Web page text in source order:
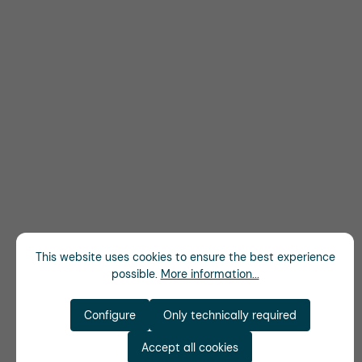
This website uses cookies to ensure the best experience
possible. More information...
Only technically required
Configure
Accept all cookies